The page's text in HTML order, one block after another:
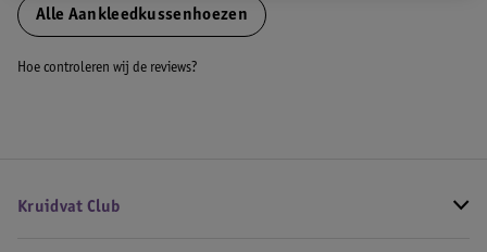
Alle Aankleedkussenhoezen
Hoe controleren wij de reviews?
Kruidvat Club